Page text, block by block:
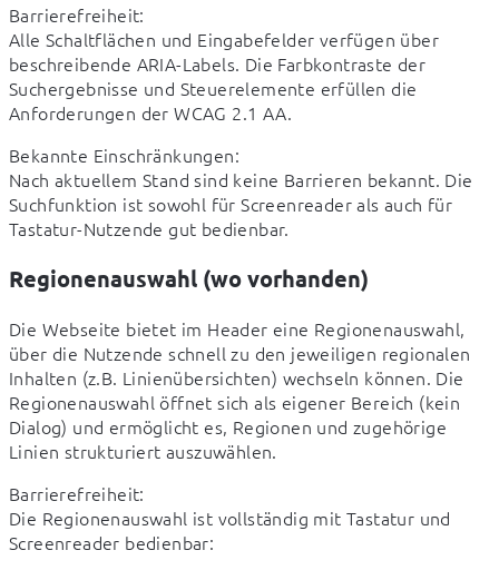
Barrierefreiheit:
Alle Schaltflächen und Eingabefelder verfügen über
beschreibende ARIA-Labels. Die Farbkontraste der
Suchergebnisse und Steuerelemente erfüllen die
Anforderungen der WCAG 2.1 AA.
Bekannte Einschränkungen:
Nach aktuellem Stand sind keine Barrieren bekannt. Die
Suchfunktion ist sowohl für Screenreader als auch für
Tastatur-Nutzende gut bedienbar.
Regionenauswahl (wo vorhanden)
Die Webseite bietet im Header eine Regionenauswahl,
über die Nutzende schnell zu den jeweiligen regionalen
Inhalten (z.B. Linienübersichten) wechseln können. Die
Regionenauswahl öffnet sich als eigener Bereich (kein
Dialog) und ermöglicht es, Regionen und zugehörige
Linien strukturiert auszuwählen.
Barrierefreiheit:
Die Regionenauswahl ist vollständig mit Tastatur und
Screenreader bedienbar: